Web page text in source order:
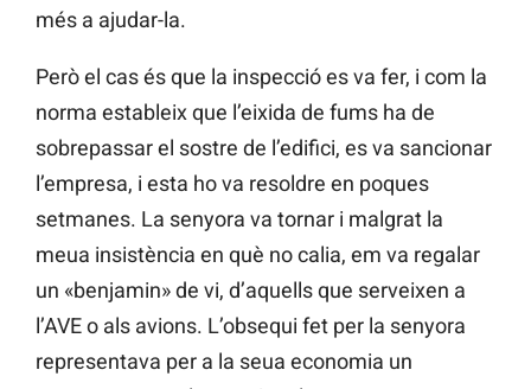
més a ajudar-la.
Però el cas és que la inspecció es va fer, i com la
norma estableix que l’eixida de fums ha de
sobrepassar el sostre de l’edifici, es va sancionar
l’empresa, i esta ho va resoldre en poques
setmanes. La senyora va tornar i malgrat la
meua insistència en què no calia, em va regalar
un «benjamin» de vi, d’aquells que serveixen a
l’AVE o als avions. L’obsequi fet per la senyora
representava per a la seua economia un